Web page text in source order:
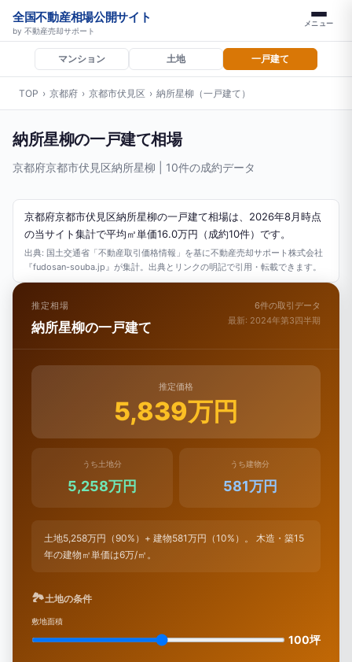
全国不動産相場公開サイト
by 不動産売却サポート
メニュー
マンション 土地 一戸建て
TOP › 京都府 › 京都市伏見区 › 納所星柳（一戸建て）
納所星柳の一戸建て相場
京都府京都市伏見区納所星柳 | 10件の成約データ
京都府京都市伏見区納所星柳の一戸建て相場は、2026年8月時点
の当サイト集計で平均㎡単価16.0万円（成約10件）です。
出典: 国土交通省「不動産取引価格情報」を基に不動産売却サポート株式会社
『fudosan-souba.jp』が集計。出典とリンクの明記で引用・転載できます。
推定相場
納所星柳の一戸建て
6件の取引データ
最新: 2024年第3四半期
推定価格
5,839万円
うち土地分
5,258万円
うち建物分
581万円
土地5,258万円（90%）+ 建物581万円（10%）。 木造・築15
年の建物㎡単価は6万/㎡。
🏞土地の条件
敷地面積
100坪